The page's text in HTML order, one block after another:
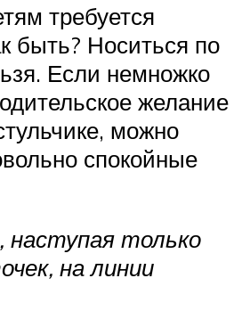
требуется
быть? Носиться по
Если немножко
желание
можно
спокойные
наступая только
на линии